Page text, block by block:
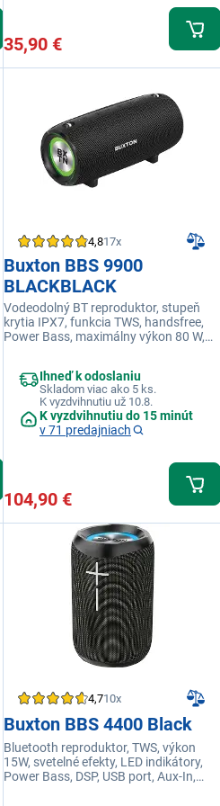
35,90 €
4,817x
Buxton BBS 9900
BLACKBLACK
Vodeodolný BT reproduktor, stupeň
krytia IPX7, funkcia TWS, handsfree,
Power Bass, maximálny výkon 80 W,
Ihneď k odoslaniu
Skladom viac ako 5 ks.
K vyzdvihnutiu už 10.8.
K vyzdvihnutiu do 15 minút
v 71 predajniach
104,90 €
4,710x
Buxton BBS 4400 Black
Bluetooth reproduktor, TWS, výkon
15W, svetelné efekty, LED indikátory,
Power Bass, DSP, USB port, Aux-In,